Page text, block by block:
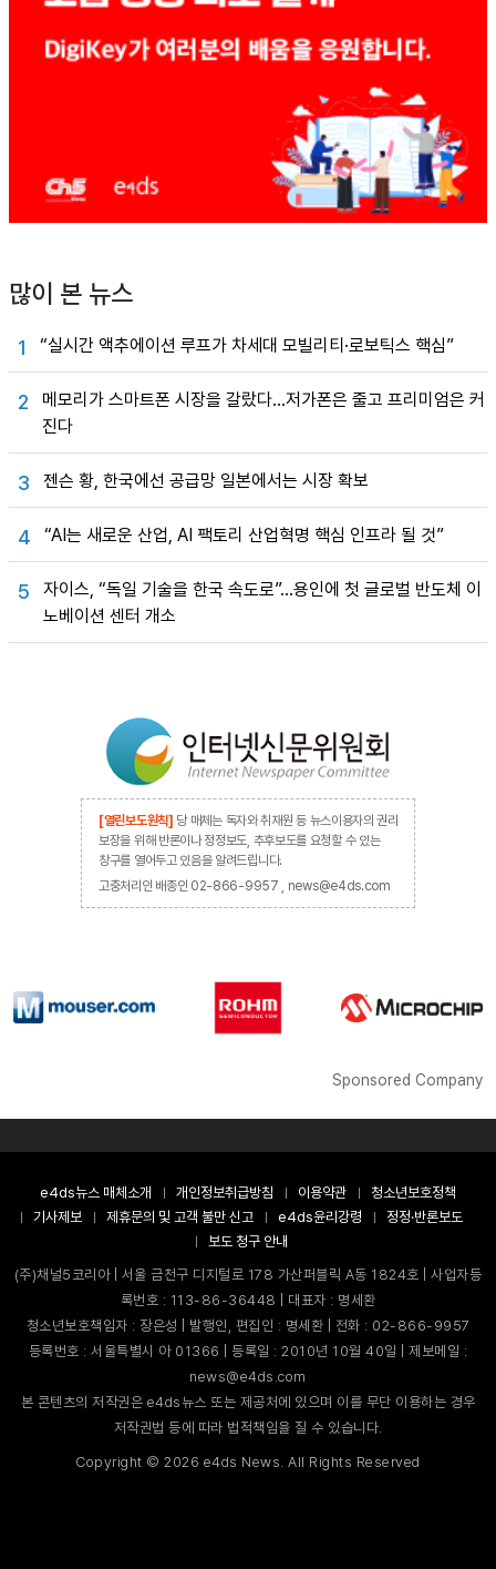
많이 본 뉴스
1 “실시간 액추에이션 루프가 차세대 모빌리티·로보틱스 핵심”
2
메모리가 스마트폰 시장을 갈랐다…저가폰은 줄고 프리미엄은 커
진다
3 젠슨 황, 한국에선 공급망 일본에서는 시장 확보
4 “AI는 새로운 산업, AI 팩토리 산업혁명 핵심 인프라 될 것”
5
자이스, “독일 기술을 한국 속도로”…용인에 첫 글로벌 반도체 이
노베이션 센터 개소
[열린보도원칙] 당 매체는 독자와 취재원 등 뉴스이용자의 권리
보장을 위해 반론이나 정정보도, 추후보도를 요청할 수 있는
창구를 열어두고 있음을 알려드립니다.
고충처리인 배종인 02-866-9957 , news@e4ds.com
Sponsored Company
e4ds뉴스 매체소개 개인정보취급방침 이용약관
청소년보호정책
기사제보
제휴문의 및 고객 불만 신고 e4ds윤리강령
정정·반론보도
보도 청구 안내
(주)채널5코리아 | 서울 금천구 디지털로 178 가산퍼블릭 A동 1824호 | 사업자등
록번호 : 113-86-36448 | 대표자 : 명세환
청소년보호책임자 : 장은성 | 발행인, 편집인 : 명세환 | 전화 : 02-866-9957
등록번호 : 서울특별시 아 01366 | 등록일 : 2010년 10월 40일 | 제보메일 :
news@e4ds.com
본 콘텐츠의 저작권은 e4ds뉴스 또는 제공처에 있으며 이를 무단 이용하는 경우
저작권법 등에 따라 법적책임을 질 수 있습니다.
Copyright ©2026 e4ds News. All Rights Reserved